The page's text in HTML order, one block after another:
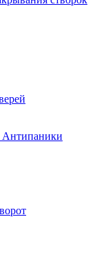
Антипаники